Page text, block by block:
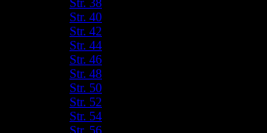
Str. 38
Str. 40
Str. 42
Str. 44
Str. 46
Str. 48
Str. 50
Str. 52
Str. 54
Str. 56